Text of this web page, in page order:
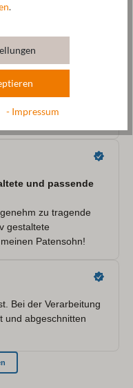
.
- Impressum